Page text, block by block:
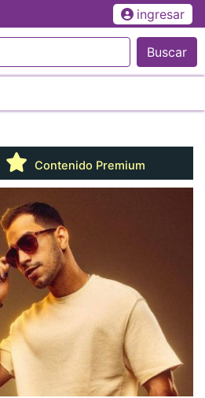
ingresar
Buscar
Contenido Premium